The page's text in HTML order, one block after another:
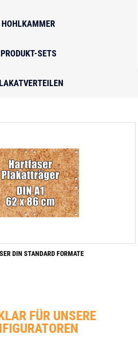
HOHLKAMMER
PRODUKT-SETS
DIN STANDARD FORMATE
FÜR UNSERE